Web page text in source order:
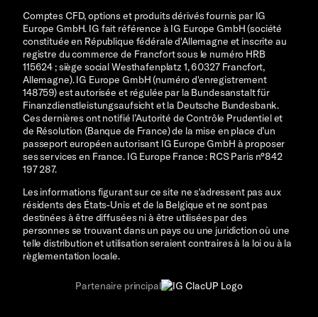
Comptes CFD, options et produits dérivés fournis par IG
Europe GmbH. IG fait référence à IG Europe GmbH (société
constituée en République fédérale d'Allemagne et inscrite au
registre du commerce de Francfort sous le numéro HRB
115624 ; siège social Westhafenplatz 1, 60327 Francfort,
Allemagne). IG Europe GmbH (numéro d'enregistrement
148759) est autorisée et régulée par la Bundesanstalt für
Finanzdienstleistungsaufsicht et la Deutsche Bundesbank.
Ces dernières ont notifié l’Autorité de Contrôle Prudentiel et
de Résolution (Banque de France) de la mise en place d’un
passeport européen autorisant IG Europe GmbH à proposer
ses services en France. IG Europe France : RCS Paris n°842
197 287.
Les informations figurant sur ce site ne s'adressent pas aux
résidents des États-Unis et de la Belgique et ne sont pas
destinées à être diffusées ni à être utilisées par des
personnes se trouvant dans un pays ou une juridiction où une
telle distribution et utilisation seraient contraires à la loi ou à la
règlementation locale.
Partenaire principal